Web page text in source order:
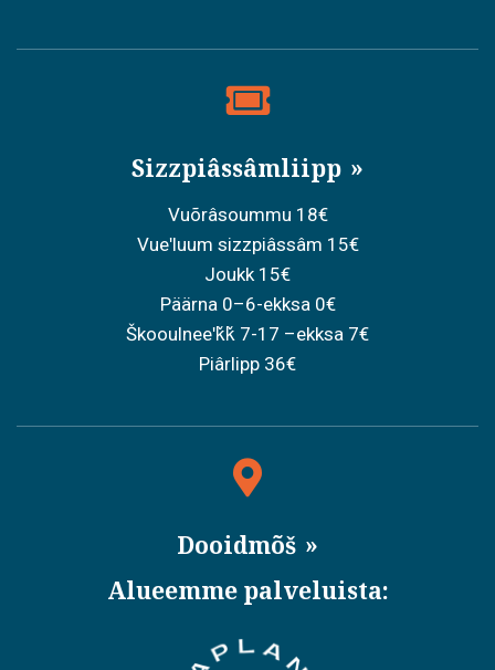
Sizzpiâssâmliipp
Vuõrâsoummu 18€
Vueʹluum sizzpiâssâm 15€
Joukk 15€
Päärna 0–6-ekksa 0€
Škooulneeʹǩǩ 7-17 –ekksa 7€
Piârlipp 36€
Dooidmõš
Alueemme palveluista: